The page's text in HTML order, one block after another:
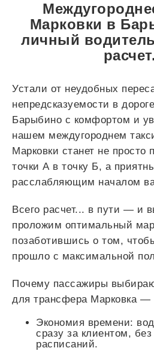
Марковки в
личный
Устали от неудобных
непредсказуемости в
Барыбино с комфортом и
нашем междугороднем
Марковки станет не
точки А в точку Б, а
расслабляющим началом
Всего расчет... в пути — и
проложим оптимальный
позаботившись о том,
прошло с максимальной
Почему пассажиры
для трансфера Марковка —
Экономия времени:
сразу за клиентом, без
расписаний.